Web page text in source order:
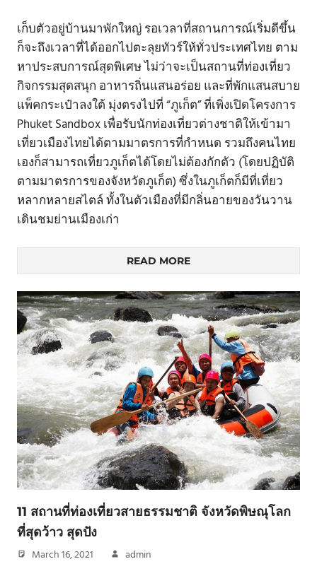
เก็บตัวอยู่บ้านมาพักใหญ่ รอเวลาที่สถานการณ์เริ่มดีขึ้น
ก็จะถึงเวลาที่ได้ออกไปตะลุยทัวร์ให้ทั่วประเทศไทย ตาม
หาประสบการณ์สุดพิเศษ ไม่ว่าจะเป็นสถานที่ท่องเที่ยว
กิจกรรมสุดสนุก อาหารถิ่นแสนอร่อย และที่พักแสนสบาย
แพ็คกระเป๋าลงใต้ มุ่งตรงไปที่ “ภูเก็ต” ที่เพิ่งเปิดโครงการ
Phuket Sandbox เพื่อรับนักท่องเที่ยวต่างชาติให้เข้ามา
เที่ยวเมืองไทยได้ตามมาตรการที่กำหนด รวมถึงคนไทย
เองก็สามารถเที่ยวภูเก็ตได้โดยไม่ต้องกักตัว (โดยปฏิบัติ
ตามมาตรการของจังหวัดภูเก็ต) ซึ่งในภูเก็ตก็มีที่เที่ยว
หลากหลายสไตล์ ทั้งในตัวเมืองที่มีกลิ่นอายของวันวาน
เดินชมย่านเมืองเก่า
READ MORE
11 สถานที่ท่องเที่ยวสายธรรมชาติ จังหวัดพิษณุโลก
ที่สุดว้าว สุดปัง
March 16, 2021 admin